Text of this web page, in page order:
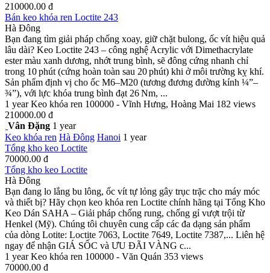
210000.00 đ
Bán keo khóa ren Loctite 243
Hà Đông
Bạn đang tìm giải pháp chống xoay, giữ chặt bulong, ốc vít hiệu quả
lâu dài? Keo Loctite 243 – công nghệ Acrylic với Dimethacrylate
ester màu xanh dương, nhớt trung bình, sẽ đông cứng nhanh chỉ
trong 10 phút (cứng hoàn toàn sau 20 phút) khi ở môi trường kỵ khí.
Sản phẩm định vị cho ốc M6–M20 (tương đương đường kính ¼”–
¾”), với lực khóa trung bình đạt 26 Nm, ...
1 year Keo khóa ren 100000 - Vĩnh Hưng, Hoàng Mai 182 views
210000.00 đ
Vân Đặng 1 year
Keo khóa ren Hà Đông Hanoi 1 year
Tổng kho keo Loctite
70000.00 đ
Tổng kho keo Loctite
Hà Đông
Bạn đang lo lắng bu lông, ốc vít tự lỏng gây trục trặc cho máy móc
và thiết bị? Hãy chọn keo khóa ren Loctite chính hãng tại Tổng Kho
Keo Dán SAHA – Giải pháp chống rung, chống gỉ vượt trội từ
Henkel (Mỹ). Chúng tôi chuyên cung cấp các đa dạng sản phẩm
của dòng Lotite: Loctite 7063, Loctite 7649, Loctite 7387,... Liên hệ
ngay để nhận GIÁ SỐC và ƯU ĐÃI VÀNG c...
1 year Keo khóa ren 100000 - Văn Quán 353 views
70000.00 đ